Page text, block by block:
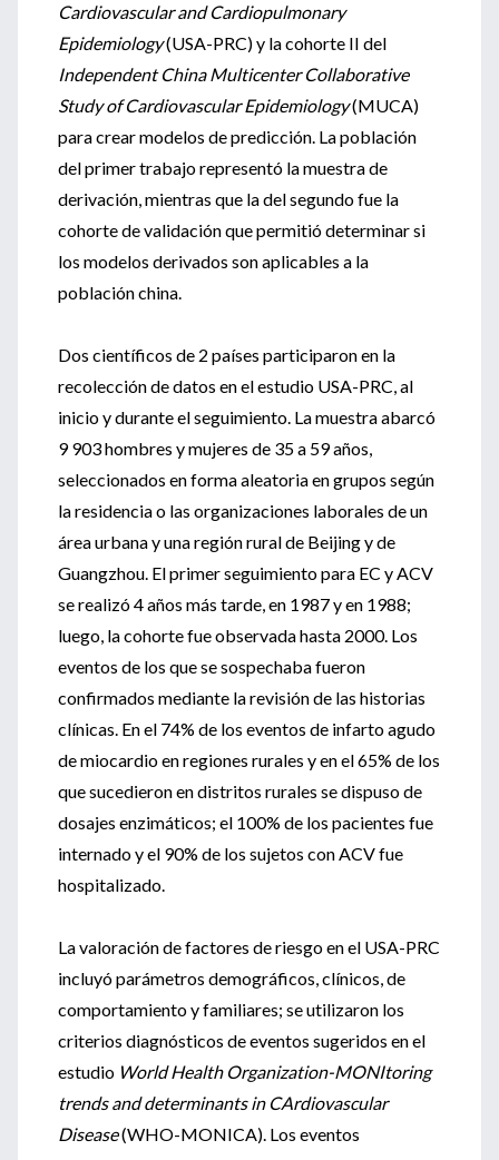
Cardiovascular and Cardiopulmonary
Epidemiology(USA-PRC) y la cohorte II del
Independent China Multicenter Collaborative
Study of Cardiovascular Epidemiology(MUCA)
para crear modelos de predicción. La población
del primer trabajo representó la muestra de
derivación, mientras que la del segundo fue la
cohorte de validación que permitió determinar si
los modelos derivados son aplicables a la
población china.
Dos científicos de 2 países participaron en la
recolección de datos en el estudio USA-PRC, al
inicio y durante el seguimiento. La muestra abarcó
9 903 hombres y mujeres de 35 a 59 años,
seleccionados en forma aleatoria en grupos según
la residencia o las organizaciones laborales de un
área urbana y una región rural de Beijing y de
Guangzhou. El primer seguimiento para EC y ACV
se realizó 4 años más tarde, en 1987 y en 1988;
luego, la cohorte fue observada hasta 2000. Los
eventos de los que se sospechaba fueron
confirmados mediante la revisión de las historias
clínicas. En el 74% de los eventos de infarto agudo
de miocardio en regiones rurales y en el 65% de los
que sucedieron en distritos rurales se dispuso de
dosajes enzimáticos; el 100% de los pacientes fue
internado y el 90% de los sujetos con ACV fue
hospitalizado.
La valoración de factores de riesgo en el USA-PRC
incluyó parámetros demográficos, clínicos, de
comportamiento y familiares; se utilizaron los
criterios diagnósticos de eventos sugeridos en el
estudio World Health Organization-MONItoring
trends and determinants in CArdiovascular
Disease(WHO-MONICA). Los eventos